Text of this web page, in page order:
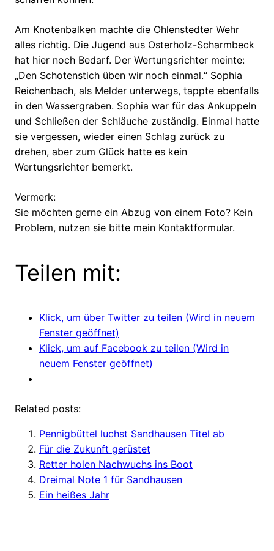
Am Knotenbalken machte die Ohlenstedter Wehr
alles richtig. Die Jugend aus Osterholz-Scharmbeck
hat hier noch Bedarf. Der Wertungsrichter meinte:
„Den Schotenstich üben wir noch einmal.“ Sophia
Reichenbach, als Melder unterwegs, tappte ebenfalls
in den Wassergraben. Sophia war für das Ankuppeln
und Schließen der Schläuche zuständig. Einmal hatte
sie vergessen, wieder einen Schlag zurück zu
drehen, aber zum Glück hatte es kein
Wertungsrichter bemerkt.
Vermerk:
Sie möchten gerne ein Abzug von einem Foto? Kein
Problem, nutzen sie bitte mein Kontaktformular.
Teilen mit:
Klick, um über Twitter zu teilen (Wird in neuem
Fenster geöffnet)
Klick, um auf Facebook zu teilen (Wird in
neuem Fenster geöffnet)
Related posts:
Pennigbüttel luchst Sandhausen Titel ab
Für die Zukunft gerüstet
Retter holen Nachwuchs ins Boot
Dreimal Note 1 für Sandhausen
Ein heißes Jahr